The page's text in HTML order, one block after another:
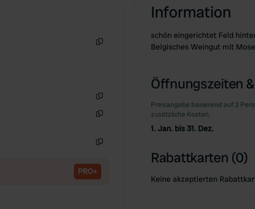
PRO+
Information
schön eingerichtet Feld
Belgisches Weingut mit
Öffnungszeiten
Preisangabe basierend auf 2
zusätzliche Kosten.
1. Jan. bis 31. Dez.
Rabattkarten (0)
Keine akzeptierten